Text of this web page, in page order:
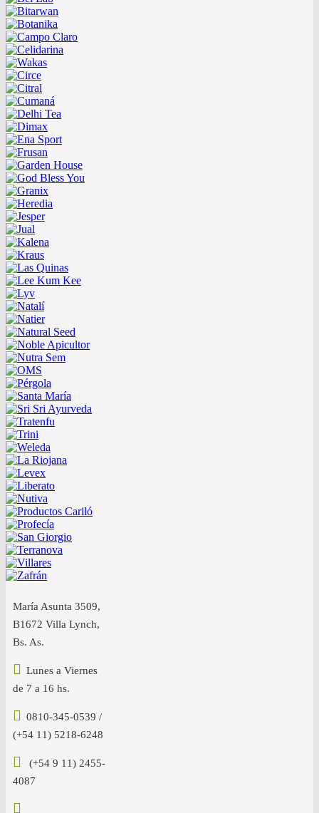
María Asunta 3509,
B1672 Villa Lynch,
Bs. As.
Lunes a Viernes
de 7 a 16 hs.
0810-345-0539 /
(+54 11) 5218-6248
(+54 9 11) 2455-
4087